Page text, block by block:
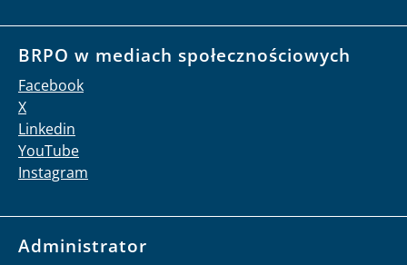
BRPO w mediach społecznościowych
Facebook
X
Linkedin
YouTube
Instagram
Administrator